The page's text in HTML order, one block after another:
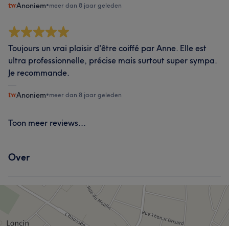
Anoniem•meer dan 8 jaar geleden
Toujours un vrai plaisir d'être coiffé par Anne. Elle est
ultra professionnelle, précise mais surtout super sympa.
Je recommande.
Anoniem•meer dan 8 jaar geleden
Toon meer reviews...
Over